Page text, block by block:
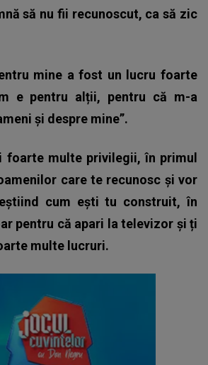
să nu fii recunoscut, ca să zic
mine a fost un lucru foarte
e pentru alții, pentru că m-a
și despre mine”.
foarte multe privilegii, în primul
care te recunosc și vor
cum ești tu construit, în
pentru că apari la televizor și ți
multe lucruri.